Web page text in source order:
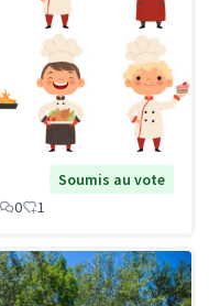
Soumis au vote
0 1